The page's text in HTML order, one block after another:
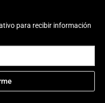
para recibir información